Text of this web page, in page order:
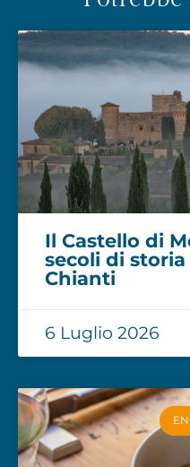
Il Castello di
secoli di storia
Chianti
6 Luglio 2026